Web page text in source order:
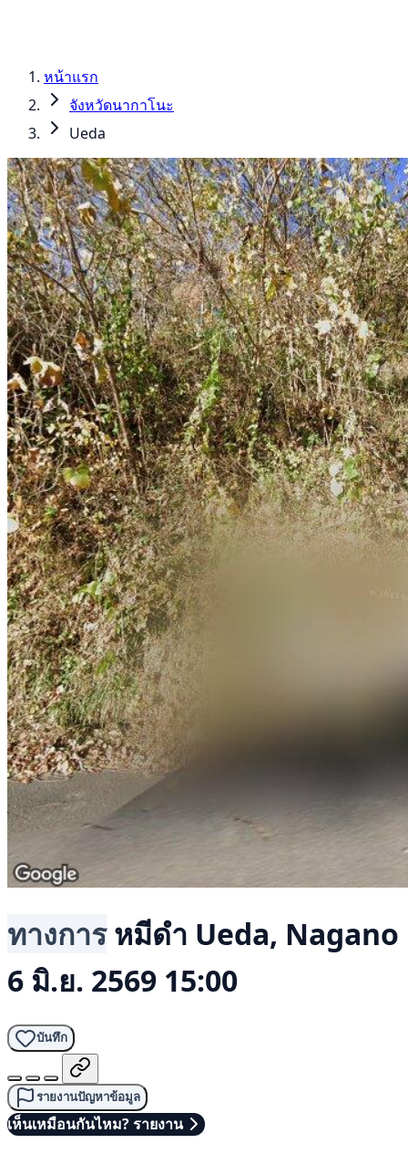
หน้าแรก
จังหวัดนากาโนะ
Ueda
ทางการ หมีดำ Ueda, Nagano
6 มิ.ย. 2569 15:00
บันทึก
รายงานปัญหาข้อมูล
เห็นเหมือนกันไหม? รายงาน